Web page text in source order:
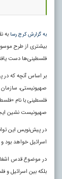
به گزارش کرج رسا به
بیشتری از طرح
فلسطینی‌ها دست
بر اساس آنچه که
صهیونیستی،
فلسطینی با نام
صهیونیست ‌نشین
در پیش‌نویس این
اسرائیل خواهد بود
در موضوع قدس
بلکه بین اسرائیل